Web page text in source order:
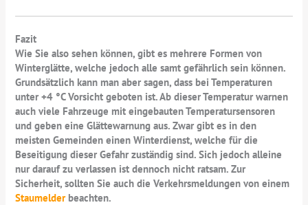
Fazit
Wie Sie also sehen können, gibt es mehrere Formen von
Winterglätte, welche jedoch alle samt gefährlich sein können.
Grundsätzlich kann man aber sagen, dass bei Temperaturen
unter +4 °C Vorsicht geboten ist. Ab dieser Temperatur warnen
auch viele Fahrzeuge mit eingebauten Temperatursensoren
und geben eine Glättewarnung aus. Zwar gibt es in den
meisten Gemeinden einen Winterdienst, welche für die
Beseitigung dieser Gefahr zuständig sind. Sich jedoch alleine
nur darauf zu verlassen ist dennoch nicht ratsam. Zur
Sicherheit, sollten Sie auch die Verkehrsmeldungen von einem
Staumelderbeachten.